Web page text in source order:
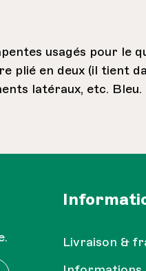
usagés pour le
plié en deux (il tient
latéraux, etc. Bleu.
Livraison &